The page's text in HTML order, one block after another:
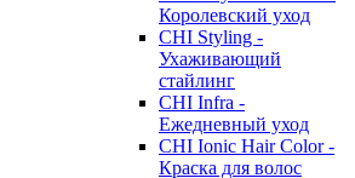
Королевский уход
CHI Styling -
Ухаживающий
стайлинг
CHI Infra -
Ежедневный уход
CHI Ionic Hair Color -
Краска для волос